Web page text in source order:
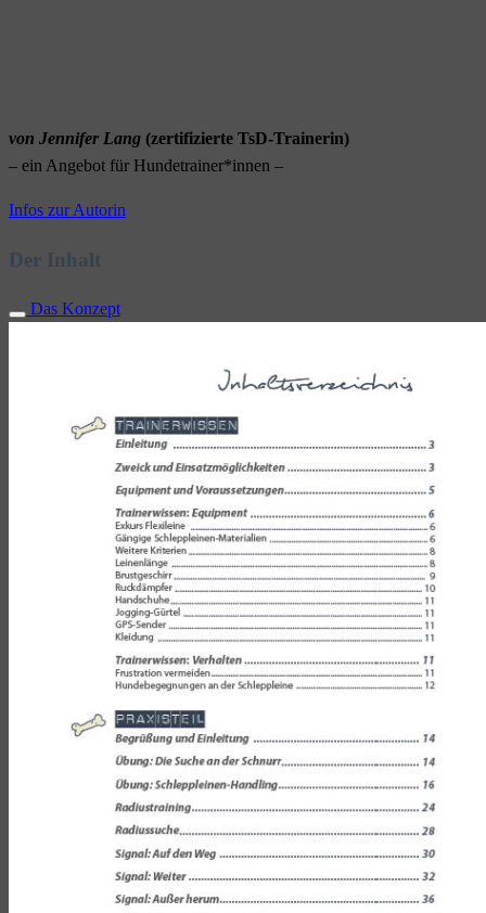
von Jennifer Lang (zertifizierte TsD-Trainerin)
– ein Angebot für Hundetrainer*innen –
Infos zur Autorin
Der Inhalt
Das Konzept